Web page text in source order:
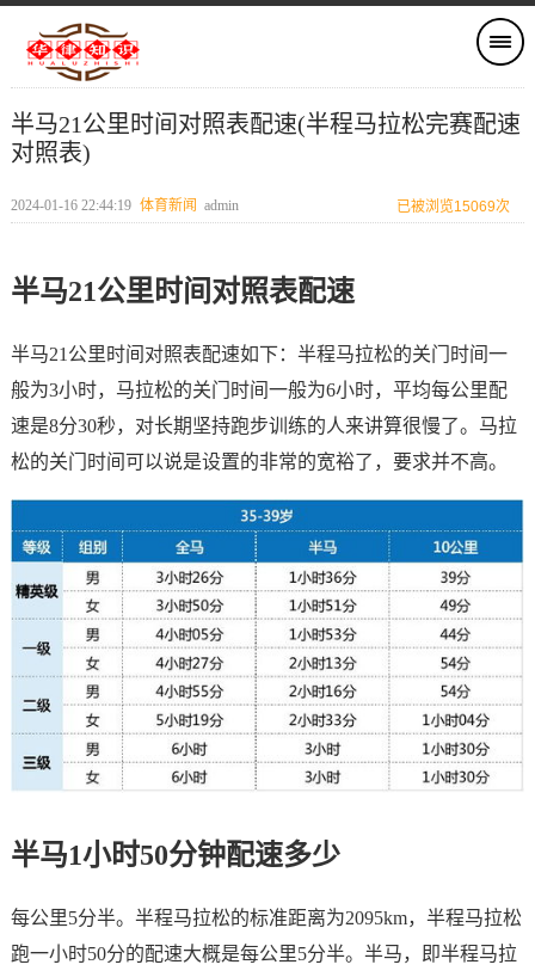
半马21公里时间对照表配速(半程马拉松完赛配速
对照表)
2024-01-16 22:44:19 体育新闻 admin 已被浏览15069次
半马21公里时间对照表配速
半马21公里时间对照表配速如下：半程马拉松的关门时间一
般为3小时，马拉松的关门时间一般为6小时，平均每公里配
速是8分30秒，对长期坚持跑步训练的人来讲算很慢了。马拉
松的关门时间可以说是设置的非常的宽裕了，要求并不高。
半马1小时50分钟配速多少
每公里5分半。半程马拉松的标准距离为2095km，半程马拉松
跑一小时50分的配速大概是每公里5分半。半马，即半程马拉